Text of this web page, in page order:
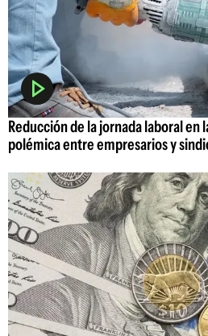
Reducción de la jornada laboral
polémica entre empresarios y